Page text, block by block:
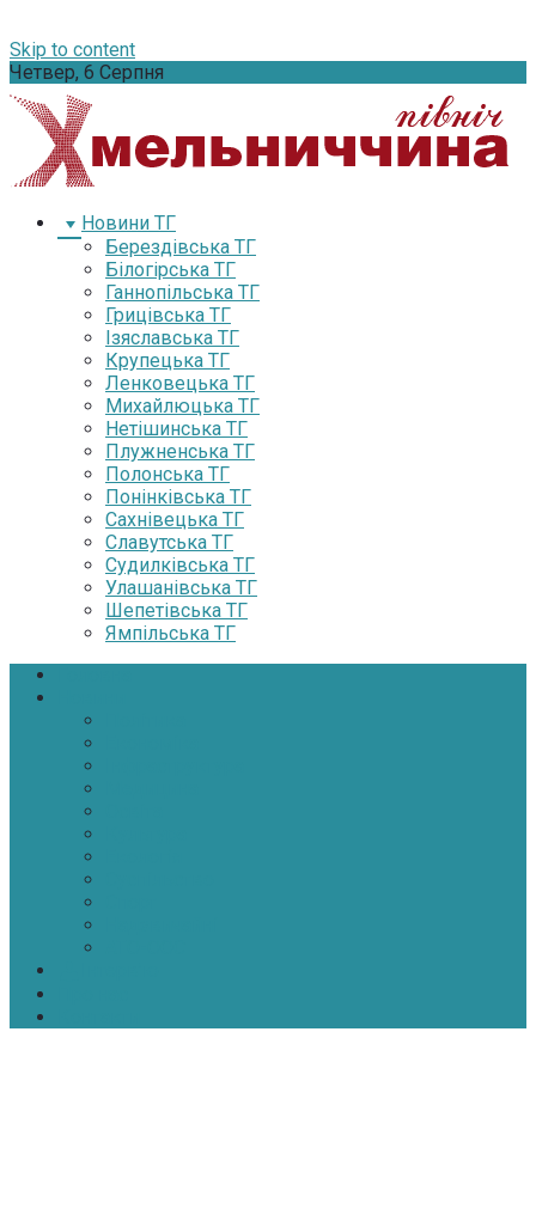
Skip to content
Четвер, 6 Серпня
Новини ТГ
Берездівська ТГ
Білогірська ТГ
Ганнопільська ТГ
Грицівська ТГ
Ізяславська ТГ
Крупецька ТГ
Ленковецька ТГ
Михайлюцька ТГ
Нетішинська ТГ
Плужненська ТГ
Полонська ТГ
Понінківська ТГ
Сахнівецька ТГ
Славутська ТГ
Судилківська ТГ
Улашанівська ТГ
Шепетівська ТГ
Ямпільська ТГ